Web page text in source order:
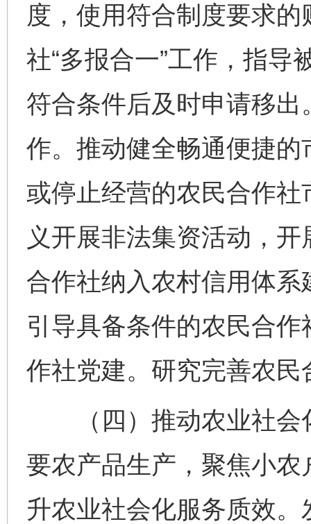
度，使用符合制度要求
社“多报合一”工作，指导
符合条件后及时申请移
作。推动健全畅通便捷
或停止经营的农民合作
义开展非法集资活动，
合作社纳入农村信用体
引导具备条件的农民合
作社党建。研究完善农
（四）推动农业社会
要农产品生产，聚焦小
升农业社会化服务质效